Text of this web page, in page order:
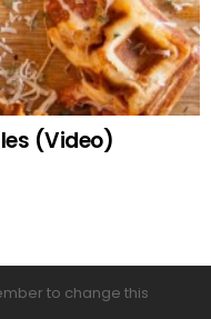
(Video)
to change this